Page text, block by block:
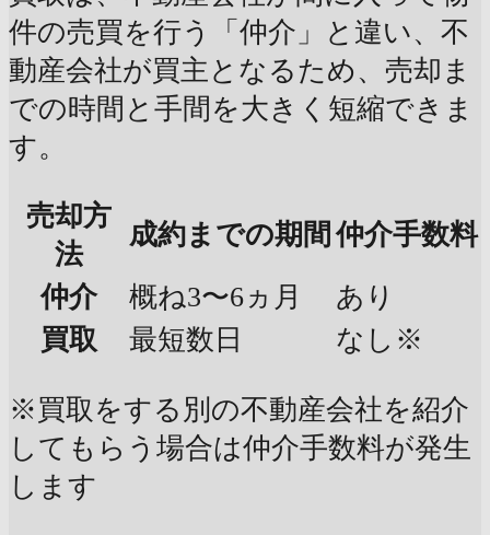
件の売買を行う「仲介」と違い、不
動産会社が買主となるため、売却ま
での時間と手間を大きく短縮できま
す。
売却方
法
成約までの期間 仲介手数料
仲介
概ね3〜6ヵ月
あり
買取
最短数日 なし※
※買取をする別の不動産会社を紹介
してもらう場合は仲介手数料が発生
します